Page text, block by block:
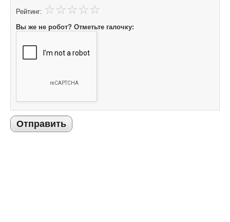
Рейтинг:
Вы же не робот? Отметьте галочку:
Отправить